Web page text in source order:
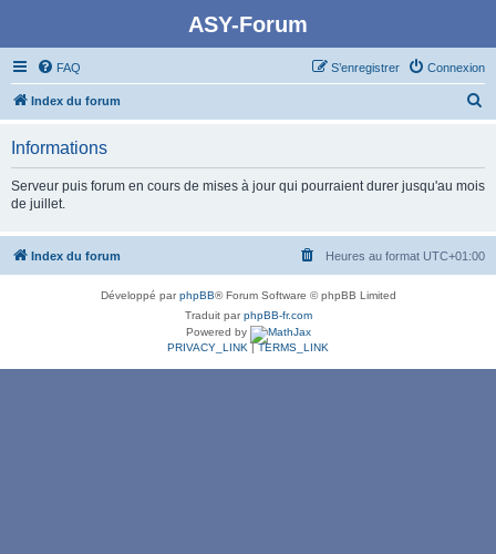
ASY-Forum
FAQ Connexion
S’enregistrer
Index du forum
c
Informations
Serveur puis forum en cours de mises à jour qui pourraient durer jusqu'au mois
de juillet.
Index du forum Heures au format UTC+01:00
Développé parphpBB® Forum Software © phpBB Limited
Traduit parphpBB-fr.com
Powered by
PRIVACY_LINK |TERMS_LINK